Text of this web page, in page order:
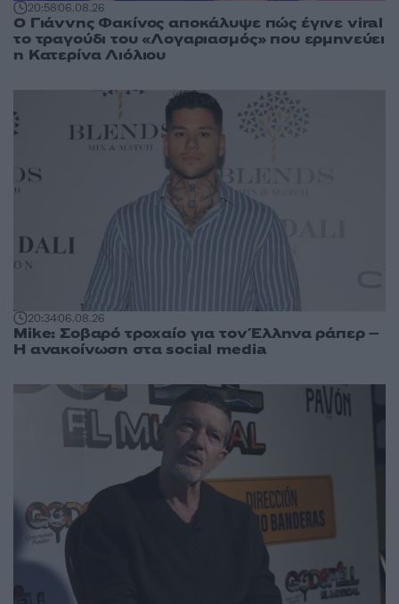
20:5806.08.26
Ο Γιάννης Φακίνος αποκάλυψε πώς έγινε viral
το τραγούδι του «Λογαριασμός» που ερμηνεύει
η Κατερίνα Λιόλιου
20:3406.08.26
Mike: Σοβαρό τροχαίο για τον Έλληνα ράπερ –
Η ανακοίνωση στα social media